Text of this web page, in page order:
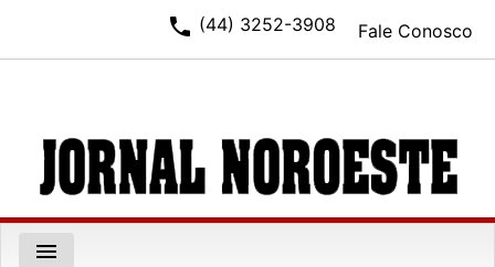
Fale Conosco
phone (44) 3252-3908
menu